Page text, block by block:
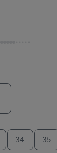
34 35